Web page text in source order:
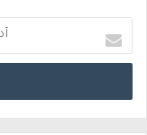
د
خ